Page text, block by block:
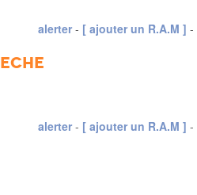
alerter - [ ajouter un R.A.M ] -
alerter - [ ajouter un R.A.M ] -